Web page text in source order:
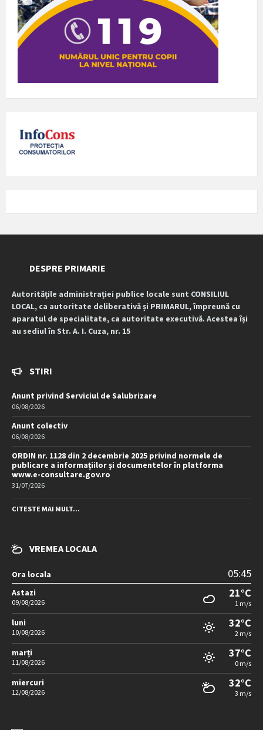
DESPRE PRIMARIE
Autoritățile administrației publice locale sunt CONSILIUL
LOCAL, ca autoritate deliberativă și PRIMARUL, împreună cu
aparatul de specialitate, ca autoritate executivă. Acestea își
au sediul în Str. A. I. Cuza, nr. 15
STIRI
Anunt privind Serviciul de Salubrizare
06/08/2026
Anunt colectiv
06/08/2026
ORDIN nr. 1128 din 2 decembrie 2025 privind normele de
publicare a informațiilor și documentelor în platforma
www.e-consultare.gov.ro
31/07/2026
CITESTE MAI MULT...
VREMEA LOCALA
Ora locala 05:45
Astazi
09/08/2026
21°C
1 m/s
luni
10/08/2026
32°C
2 m/s
marți
11/08/2026
37°C
0 m/s
miercuri
12/08/2026
32°C
3 m/s